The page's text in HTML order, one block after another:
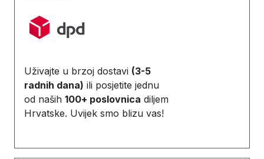
Uživajte u brzoj dostavi (3-5
radnih dana) ili posjetite jednu
od naših 100+ poslovnica diljem
Hrvatske. Uvijek smo blizu vas!